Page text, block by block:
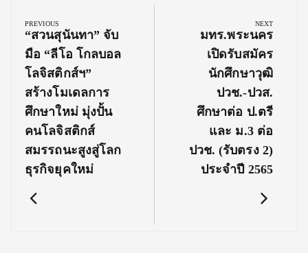
navigation
PREVIOUS
Previous
Post:
“สวนสุนันทา” จับ
มือ “ลีโอ โกลบอล
โลจิสติกส์ฯ”
สร้างโมเดลการ
ศึกษาใหม่ มุ่งปั้น
คนโลจิสติกส์
สมรรถนะสูงสู่โลก
ธุรกิจยุคใหม่
NEXT
Next
Post:
มทร.พระนคร
เปิดรับสมัคร
นักศึกษาวุฒิ
ปวช.-ปวส.
ศึกษาต่อ ป.ตรี
และ ม.3 ต่อ
ปวช. (รับตรง 2)
ประจำปี 2565